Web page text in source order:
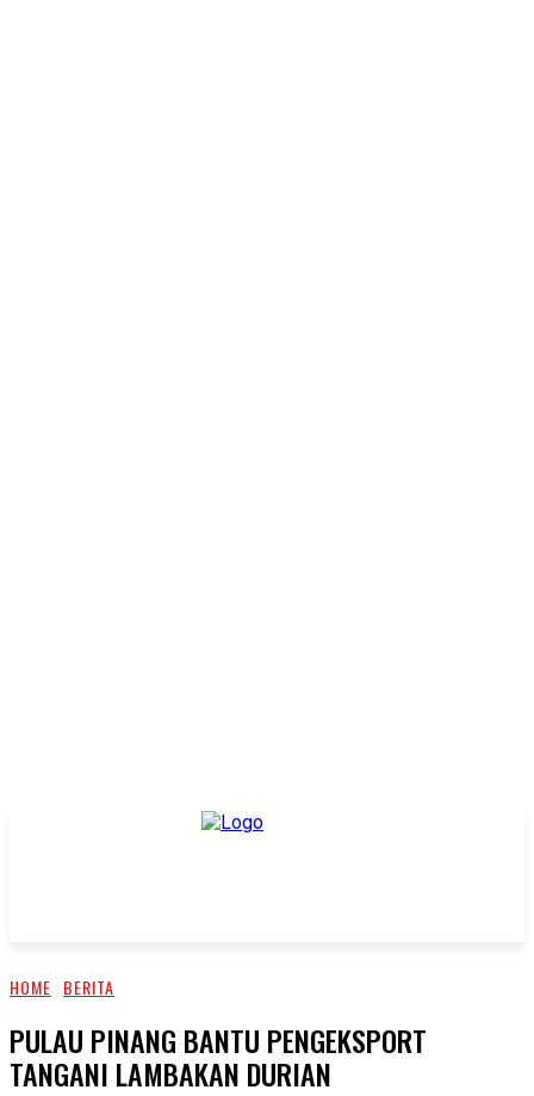
HOME BERITA
PULAU PINANG BANTU PENGEKSPORT
TANGANI LAMBAKAN DURIAN